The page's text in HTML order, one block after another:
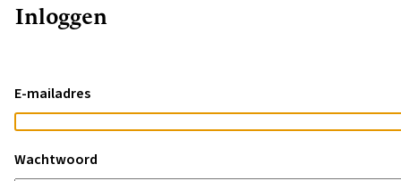
Kruimelpad
Inloggen
E-mailadres
Wachtwoord